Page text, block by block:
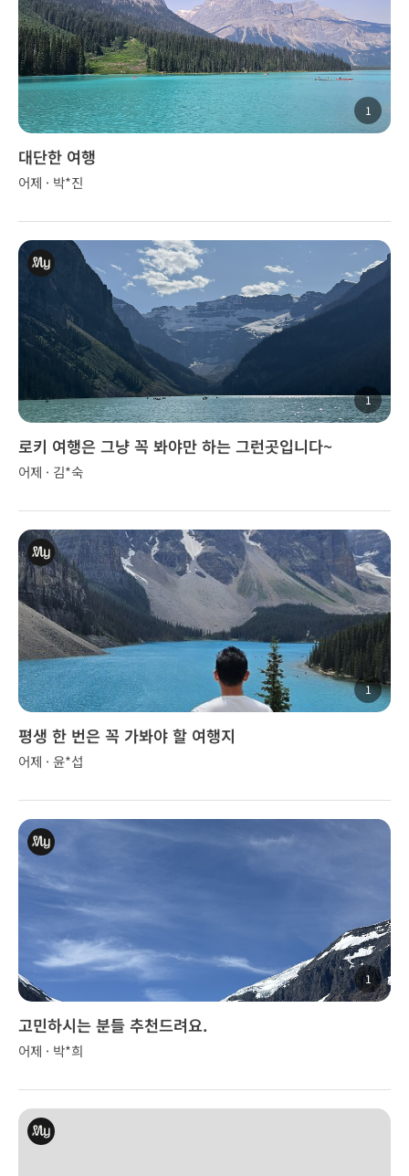
1
대단한 여행
어제 · 박*진
1
로키 여행은 그냥 꼭 봐야만 하는 그런곳입니다~
어제 · 김*숙
1
평생 한 번은 꼭 가봐야 할 여행지
어제 · 윤*섭
1
고민하시는 분들 추천드려요.
어제 · 박*희